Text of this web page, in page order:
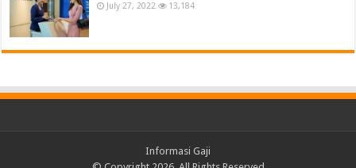
July 27, 2022 13,184
Informasi Gaji